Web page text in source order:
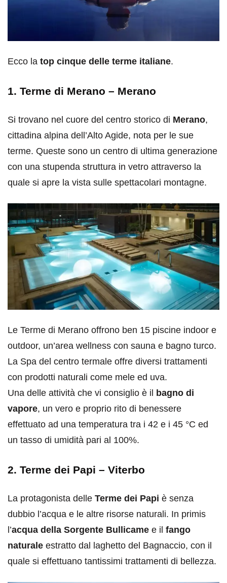
Ecco la top cinque delle terme italiane.
1. Terme di Merano – Merano
Si trovano nel cuore del centro storico di Merano,
cittadina alpina dell’Alto Agide, nota per le sue
terme. Queste sono un centro di ultima generazione
con una stupenda struttura in vetro attraverso la
quale si apre la vista sulle spettacolari montagne.
Le Terme di Merano offrono ben 15 piscine indoor e
outdoor, un’area wellness con sauna e bagno turco.
La Spa del centro termale offre diversi trattamenti
con prodotti naturali come mele ed uva.
Una delle attività che vi consiglio è il bagno di
vapore, un vero e proprio rito di benessere
effettuato ad una temperatura tra i 42 e i 45 °C ed
un tasso di umidità pari al 100%.
2. Terme dei Papi – Viterbo
La protagonista delle Terme dei Papi è senza
dubbio l’acqua e le altre risorse naturali. In primis
l’acqua della Sorgente Bullicame e il fango
naturale estratto dal laghetto del Bagnaccio, con il
quale si effettuano tantissimi trattamenti di bellezza.